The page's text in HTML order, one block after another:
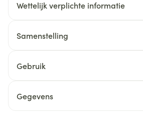
Wettelijk verplichte informatie
Samenstelling
Gebruik
Gegevens